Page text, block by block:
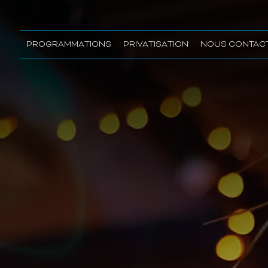
PROGRAMMATIONS PRIVATISATION NOUS